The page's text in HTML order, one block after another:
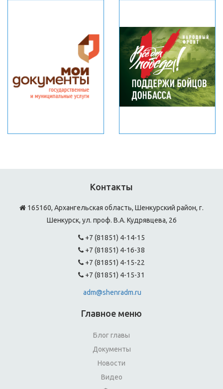
Контакты
165160, Архангельская область, Шенкурский район, г.
Шенкурск, ул. проф. В.А. Кудрявцева, 26
+7 (81851) 4-14-15
+7 (81851) 4-16-38
+7 (81851) 4-15-22
+7 (81851) 4-15-31
adm@shenradm.ru
Главное меню
Блог главы
Документы
Новости
Видео